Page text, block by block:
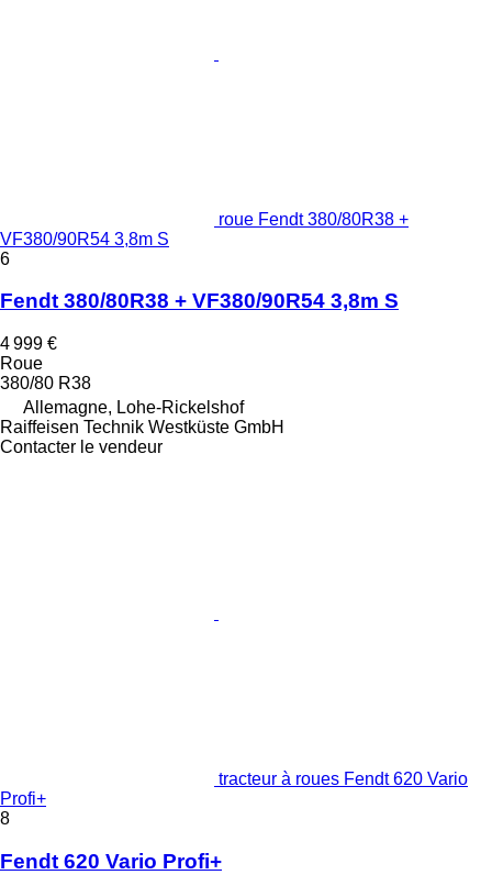
roue Fendt 380/80R38 +
VF380/90R54 3,8m S
6
Fendt 380/80R38 + VF380/90R54 3,8m S
4 999 €
Roue
380/80 R38
Allemagne, Lohe-Rickelshof
Raiffeisen Technik Westküste GmbH
Contacter le vendeur
tracteur à roues Fendt 620 Vario
Profi+
8
Fendt 620 Vario Profi+